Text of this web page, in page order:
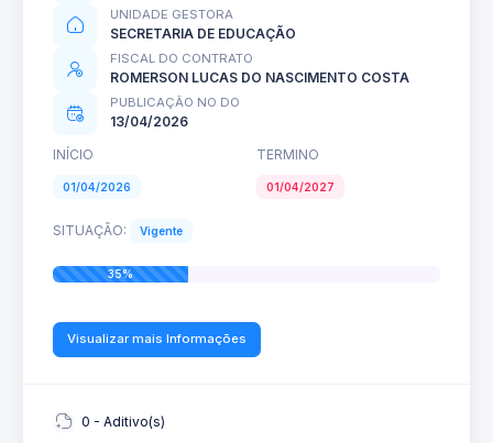
UNIDADE GESTORA
SECRETARIA DE EDUCAÇÃO
FISCAL DO CONTRATO
ROMERSON LUCAS DO NASCIMENTO COSTA
PUBLICAÇÃO NO DO
13/04/2026
INÍCIO
TERMINO
01/04/2026 01/04/2027
SITUAÇÃO: Vigente
35%
Visualizar mais Informações
0 - Aditivo(s)